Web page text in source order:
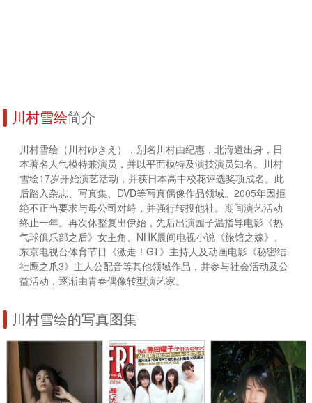
川村雪绘简介
川村雪绘（川村ゆきえ），别名川村由纪惠，北海道出身，日
本著名人气模特兼演员，并以平面模特及演技演员知名。川村
雪绘17岁开始演艺活动，并获日本高中校花评选奖项成名。此
后踏入杂志、写真集、DVD等写真偶像作品领域。2005年因拒
绝不正当要求与母公司对峙，并强行转投他社。期间演艺活动
终止一年。再次休整复出伊始，先后出演园子温指导电影《热
气球俱乐部之后》女主角、NHK晨间电视小说《旅馆之嫁》、
东京电视台体育节目《激走！GT》主持人及动画电影《秘密结
社鹰之爪3》主人公配音等其他领域作品，并参与社会活动及公
益活动，逐渐由青春偶像转型演艺家。
川村雪绘的写真图集